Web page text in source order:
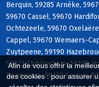
Afin de vous offrir la
des cookies : pour assurer
Berquin, 59285 Arnèke,
59670 Cassel, 59670
Ochtezeele, 59670
Cappel, 59670 Wemaers-
Zuytpeene, 59190
59173 Ebblinghem, 59190
Renescure, 59173 Sercus,